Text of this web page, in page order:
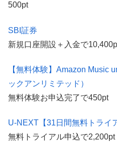
500pt
SBI証券
新規口座開設＋入金で
【無料体験】Amazon Music
ックアンリミテッド）
無料体験お申込完了で450pt
U-NEXT【31日間無料トライ
無料トライアル申込で2,200pt